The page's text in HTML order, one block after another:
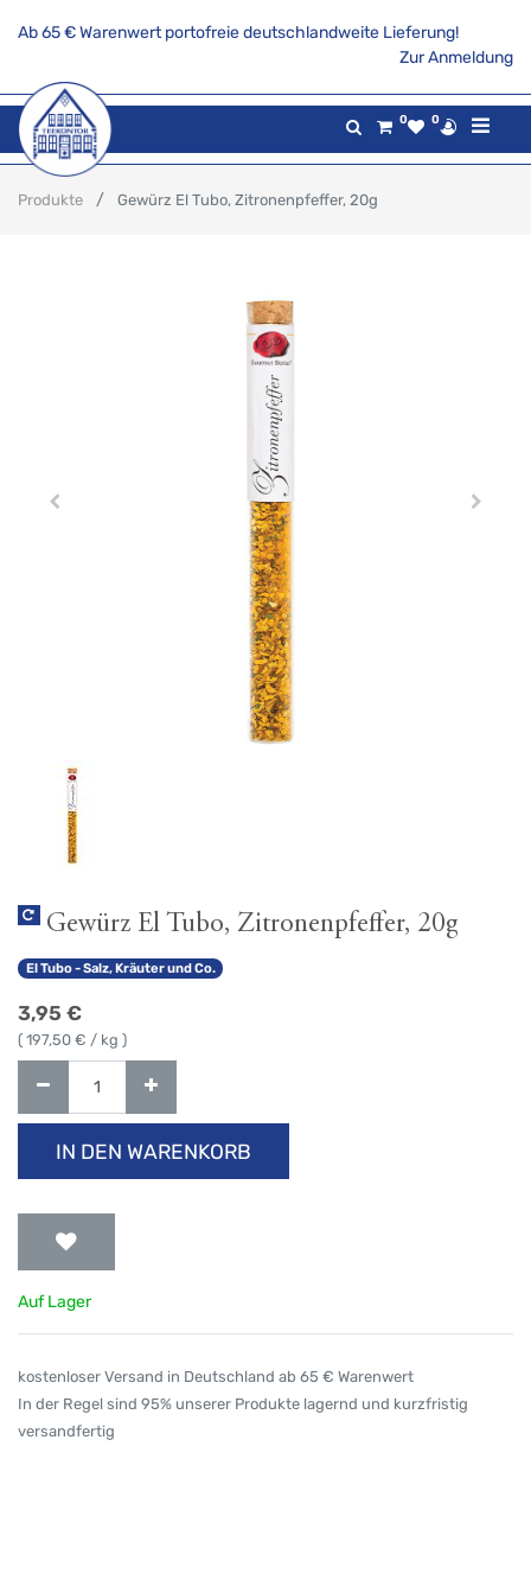
Ab 65 € Warenwert portofreie deutschlandweite Lieferung!
Zur Anmeldung
0 0
Produkte Gewürz El Tubo, Zitronenpfeffer, 20g
Gewürz El Tubo, Zitronenpfeffer, 20g
El Tubo - Salz, Kräuter und Co.
3,95 €
( 197,50 € / kg )
IN DEN WARENKORB
Auf Lager
kostenloser Versand in Deutschland ab 65 € Warenwert
In der Regel sind 95% unserer Produkte lagernd und kurzfristig
versandfertig